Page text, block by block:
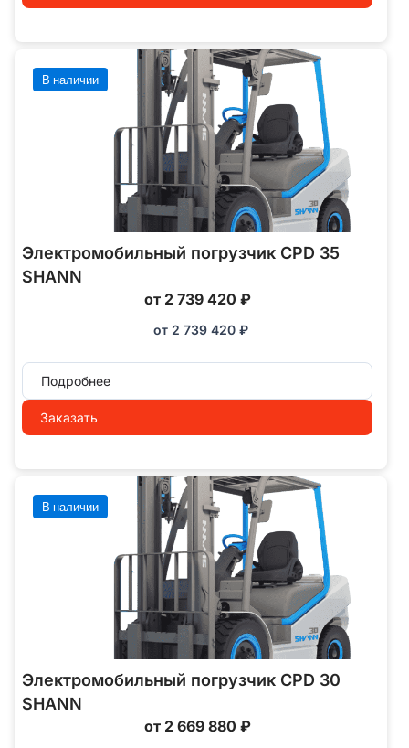
В наличии
Электромобильный погрузчик CPD 35
SHANN
от 2 739 420 ₽
от 2 739 420 ₽
Подробнее
Заказать
В наличии
Электромобильный погрузчик CPD 30
SHANN
от 2 669 880 ₽